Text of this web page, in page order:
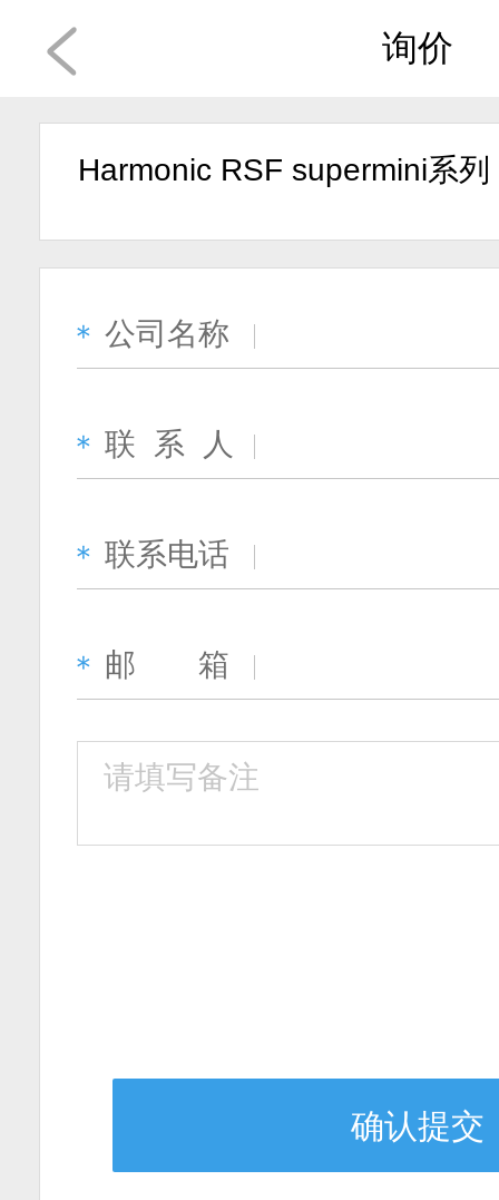
询价
Harmonic RSF supermini系列
＊ 公司名称
＊ 联 系 人
＊ 联系电话
＊ 邮 箱